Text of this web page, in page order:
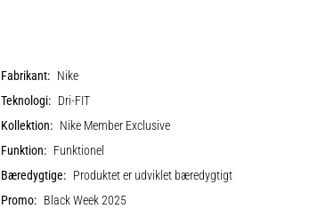
Fabrikant: Nike
Teknologi: Dri-FIT
Kollektion: Nike Member Exclusive
Funktion: Funktionel
Bæredygtige: Produktet er udviklet bæredygtigt
Promo: Black Week 2025